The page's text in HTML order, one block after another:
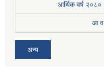
आर्थिक वर्ष
आ.व.
अन्य